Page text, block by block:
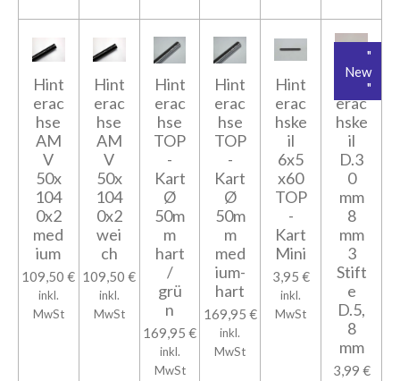
Hint
erac
hse
AM
V
50x
104
0x2
med
ium
109,50 €
inkl.
MwSt
Hint
erac
hse
AM
V
50x
104
0x2
wei
ch
109,50 €
inkl.
MwSt
Hint
erac
hse
TOP
-
Kart
Ø
50m
m
hart
/
grü
n
169,95 €
inkl.
MwSt
Hint
erac
hse
TOP
-
Kart
Ø
50m
m
med
ium-
hart
169,95 €
inkl.
MwSt
Hint
erac
hske
il
6x5
x60
TOP
-
Kart
Mini
3,95 €
inkl.
MwSt
"
New
"
Hint
erac
hske
il
D.3
0
mm
8
mm
3
Stift
e
D.5,
8
mm
3,99 €